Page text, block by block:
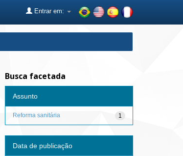
Entrar em:
Busca facetada
Assunto
1
Reforma sanitária
Data de publicação